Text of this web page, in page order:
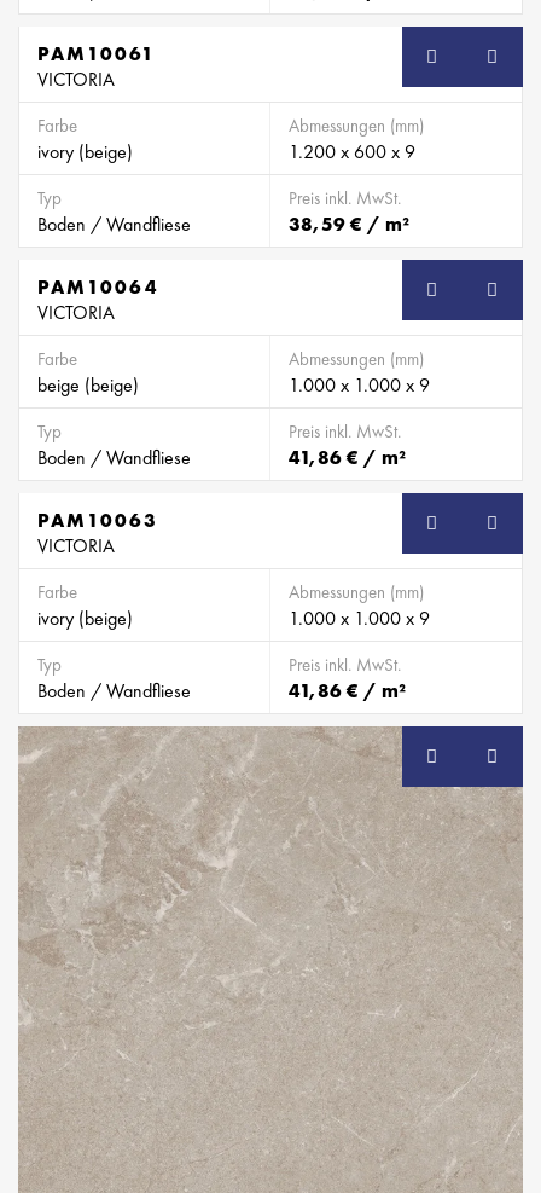
PAM10061
VICTORIA
Farbe
ivory (beige)
Abmessungen (mm)
1.200 x 600 x 9
Typ
Boden / Wandfliese
Preis inkl. MwSt.
38,59 € / m²
PAM10064
VICTORIA
Farbe
beige (beige)
Abmessungen (mm)
1.000 x 1.000 x 9
Typ
Boden / Wandfliese
Preis inkl. MwSt.
41,86 € / m²
PAM10063
VICTORIA
Farbe
ivory (beige)
Abmessungen (mm)
1.000 x 1.000 x 9
Typ
Boden / Wandfliese
Preis inkl. MwSt.
41,86 € / m²